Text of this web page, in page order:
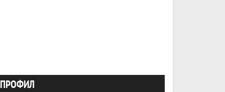
ПРОФИЛ